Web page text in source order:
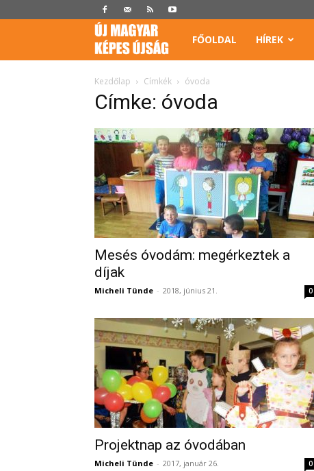
Képes
Újság
FŐOLDAL HÍREK
Kezdőlap Címkék óvoda
Címke: óvoda
Mesés óvodám: megérkeztek a
díjak
Micheli Tünde - 2018, június 21. 0
Projektnap az óvodában
Micheli Tünde - 2017, január 26. 0